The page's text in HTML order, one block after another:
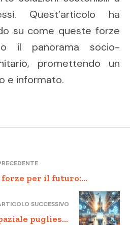
Quest’articolo ha
su come queste forze
il panorama socio-
promettendo un
e informato.
per il futuro:
Conoscenza e
SUCCESSIVO
pugliese: